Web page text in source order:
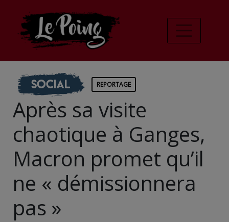
Social REPORTAGE
Après sa visite
chaotique à Ganges,
Macron promet qu’il
ne « démissionnera
pas »